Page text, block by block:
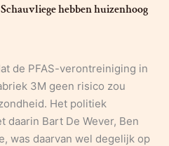
hebben huizenhoog
de PFAS-verontreiniging in
3M geen risico zou
Het politiek
daarin Bart De Wever, Ben
was daarvan wel degelijk op